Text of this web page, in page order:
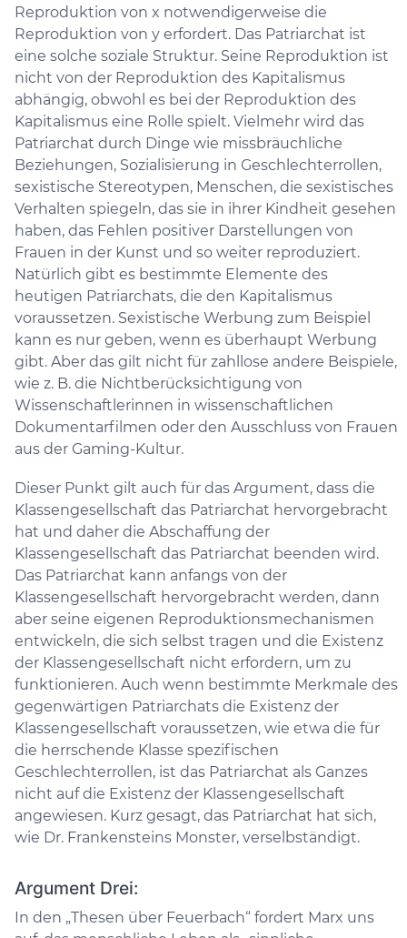
Reproduktion von x notwendigerweise die
Reproduktion von y erfordert. Das Patriarchat ist
eine solche soziale Struktur. Seine Reproduktion ist
nicht von der Reproduktion des Kapitalismus
abhängig, obwohl es bei der Reproduktion des
Kapitalismus eine Rolle spielt. Vielmehr wird das
Patriarchat durch Dinge wie missbräuchliche
Beziehungen, Sozialisierung in Geschlechterrollen,
sexistische Stereotypen, Menschen, die sexistisches
Verhalten spiegeln, das sie in ihrer Kindheit gesehen
haben, das Fehlen positiver Darstellungen von
Frauen in der Kunst und so weiter reproduziert.
Natürlich gibt es bestimmte Elemente des
heutigen Patriarchats, die den Kapitalismus
voraussetzen. Sexistische Werbung zum Beispiel
kann es nur geben, wenn es überhaupt Werbung
gibt. Aber das gilt nicht für zahllose andere Beispiele,
wie z. B. die Nichtberücksichtigung von
Wissenschaftlerinnen in wissenschaftlichen
Dokumentarfilmen oder den Ausschluss von Frauen
aus der Gaming-Kultur.
Dieser Punkt gilt auch für das Argument, dass die
Klassengesellschaft das Patriarchat hervorgebracht
hat und daher die Abschaffung der
Klassengesellschaft das Patriarchat beenden wird.
Das Patriarchat kann anfangs von der
Klassengesellschaft hervorgebracht werden, dann
aber seine eigenen Reproduktionsmechanismen
entwickeln, die sich selbst tragen und die Existenz
der Klassengesellschaft nicht erfordern, um zu
funktionieren. Auch wenn bestimmte Merkmale des
gegenwärtigen Patriarchats die Existenz der
Klassengesellschaft voraussetzen, wie etwa die für
die herrschende Klasse spezifischen
Geschlechterrollen, ist das Patriarchat als Ganzes
nicht auf die Existenz der Klassengesellschaft
angewiesen. Kurz gesagt, das Patriarchat hat sich,
wie Dr. Frankensteins Monster, verselbständigt.
Argument Drei:
In den „Thesen über Feuerbach“ fordert Marx uns